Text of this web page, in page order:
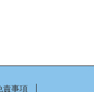
責事項